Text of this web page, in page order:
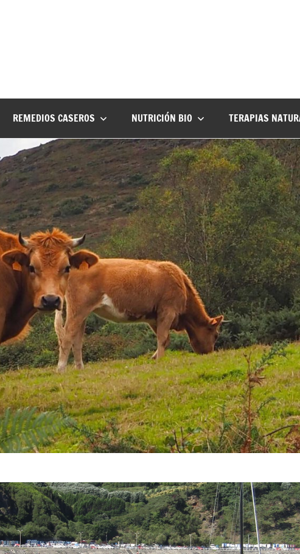
REMEDIOS CASEROS NUTRICIÓN BIO TERAPIAS